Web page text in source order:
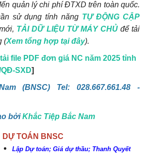
quản lý chi phí ĐTXD trên toàn quốc.
sử dụng tính năng TỰ ĐỘNG CẬP
TẢI DỮ LIỆU TỪ MÁY CHỦđể tải
(Xem tổng hợp tại đây).
file PDF đơn giá NC năm 2025 tỉnh
SXD]
(BNSC) Tel: 028.667.661.48 -
bởiKhắc Tiệp Bắc Nam
DỰ TOÁN BNSC
Lập Dự toán; Giá dự thầu; Thanh Quyết